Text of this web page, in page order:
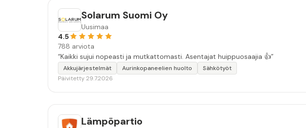
Solarum Suomi Oy
Uusimaa
4.5
788 arviota
“Kaikki sujui nopeasti ja mutkattomasti. Asentajat huippuosaajia 👍”
Akkujärjestelmät Aurinkopaneelien huolto
Sähkötyöt
Päivitetty 29.7.2026
Lämpöpartio